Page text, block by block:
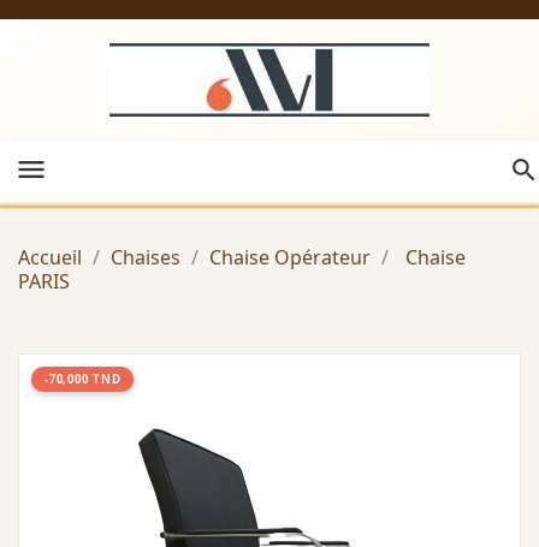
menu
Accueil Chaises Chaise Opérateur
Chaise
PARIS
-70,000 TND